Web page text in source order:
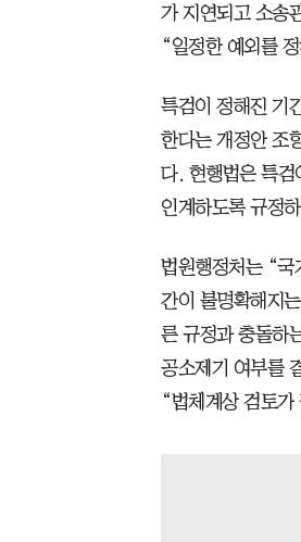
가 지연되고 소송
“일정한 예외를
특검이 정해진 기
한다는 개정안 조
다. 현행법은 특검
인계하도록 규정
법원행정처는 “국
간이 불명확해지
른 규정과 충돌하
공소제기 여부를
“법체계상 검토